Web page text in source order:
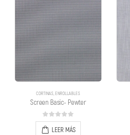
CORTINAS,ENROLLABLES
Screen Basic- Pewter
0out of 5
LEER MÁS